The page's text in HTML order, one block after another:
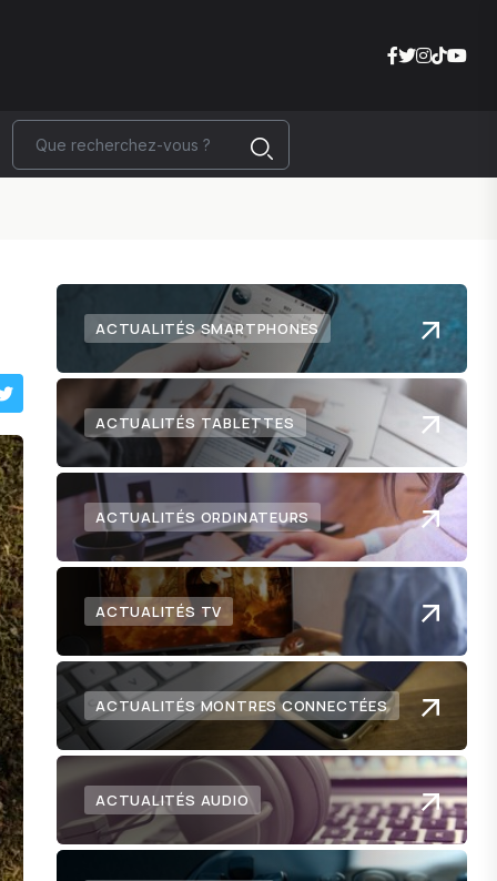
ACTUALITÉS SMARTPHONES
ACTUALITÉS TABLETTES
ACTUALITÉS ORDINATEURS
ACTUALITÉS TV
ACTUALITÉS MONTRES CONNECTÉES
ACTUALITÉS AUDIO